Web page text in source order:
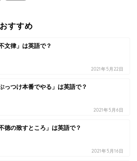
すすめ
不文律」は英語で？
2021年5月22日
ぶっつけ本番でやる」は英語で？
2021年5月6日
不徳の致すところ」は英語で？
2021年5月16日